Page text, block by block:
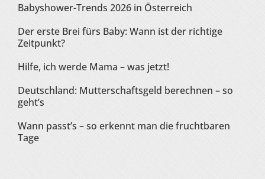
Babyshower-Trends 2026 in Österreich
Der erste Brei fürs Baby: Wann ist der richtige
Zeitpunkt?
Hilfe, ich werde Mama – was jetzt!
Deutschland: Mutterschaftsgeld berechnen – so
geht’s
Wann passt’s – so erkennt man die fruchtbaren
Tage